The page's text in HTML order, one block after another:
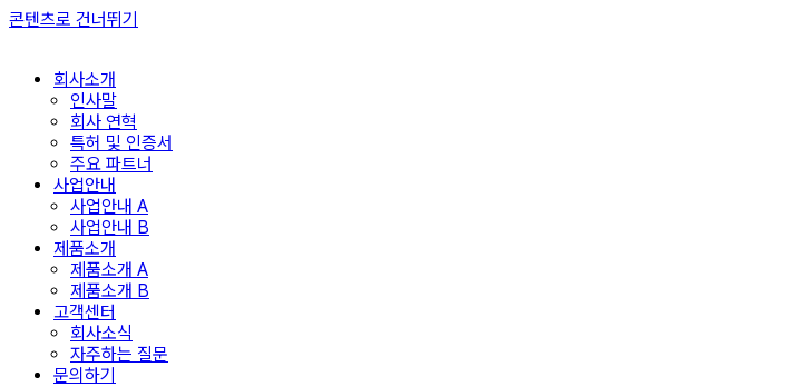
콘텐츠로 건너뛰기
회사소개
인사말
회사 연혁
특허 및 인증서
주요 파트너
사업안내
사업안내 A
사업안내 B
제품소개
제품소개 A
제품소개 B
고객센터
회사소식
자주하는 질문
문의하기